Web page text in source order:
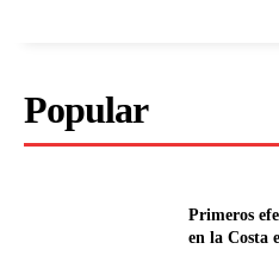
Popular
Primeros
en la Costa